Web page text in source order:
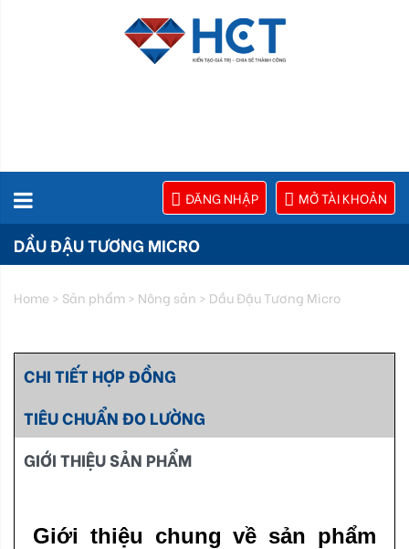
ĐĂNG NHẬP MỞ TÀI KHOẢN
DẦU ĐẬU TƯƠNG MICRO
Home > Sản phẩm> Nông sản > Dầu Đậu Tương Micro
CHI TIẾT HỢP ĐỒNG
TIÊU CHUẨN ĐO LƯỜNG
GIỚI THIỆU SẢN PHẨM
Giới thiệu chung về sản phẩm